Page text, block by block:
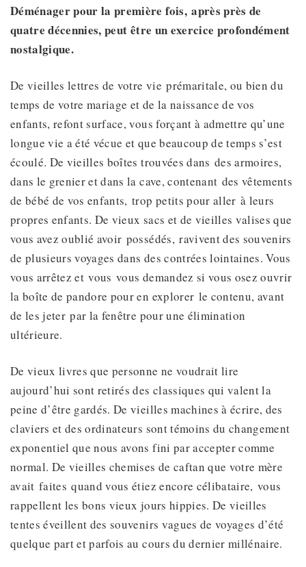
Déménager pour la première fois,après près de
quatre décennies,peut être un exercice profondément
nostalgique.
De vieilles lettres de votre vie prémaritale, ou bien du
temps de votre mariage et de la naissance de vos
enfants, refont surface, vous forçant à admettre qu’une
longue vie a été vécue et que beaucoup de temps s’est
écoulé. De vieilles boîtes trouvées dans des armoires,
dans le grenier et dans la cave, contenant des vêtements
de bébé de vos enfants, trop petits pour aller à leurs
propres enfants. De vieux sacs et de vieilles valises que
vous avez oublié avoir possédés, ravivent des souvenirs
de plusieurs voyages dans des contrées lointaines. Vous
vous arrêtez et vous vous demandez si vous osez ouvrir
la boîte de pandore pour en explorer le contenu, avant
de les jeter par la fenêtre pour une élimination
ultérieure.
De vieux livres que personne ne voudrait lire
aujourd’hui sont retirés des classiques qui valent la
peine d’être gardés. De vieilles machines à écrire, des
claviers et des ordinateurs sont témoins du changement
exponentiel que nous avons fini par accepter comme
normal. De vieilles chemises de caftan que votre mère
avait faites quand vous étiez encore célibataire, vous
rappellent les bons vieux jours hippies. De vieilles
tentes éveillent des souvenirs vagues de voyages d’été
quelque part et parfois au cours du dernier millénaire.